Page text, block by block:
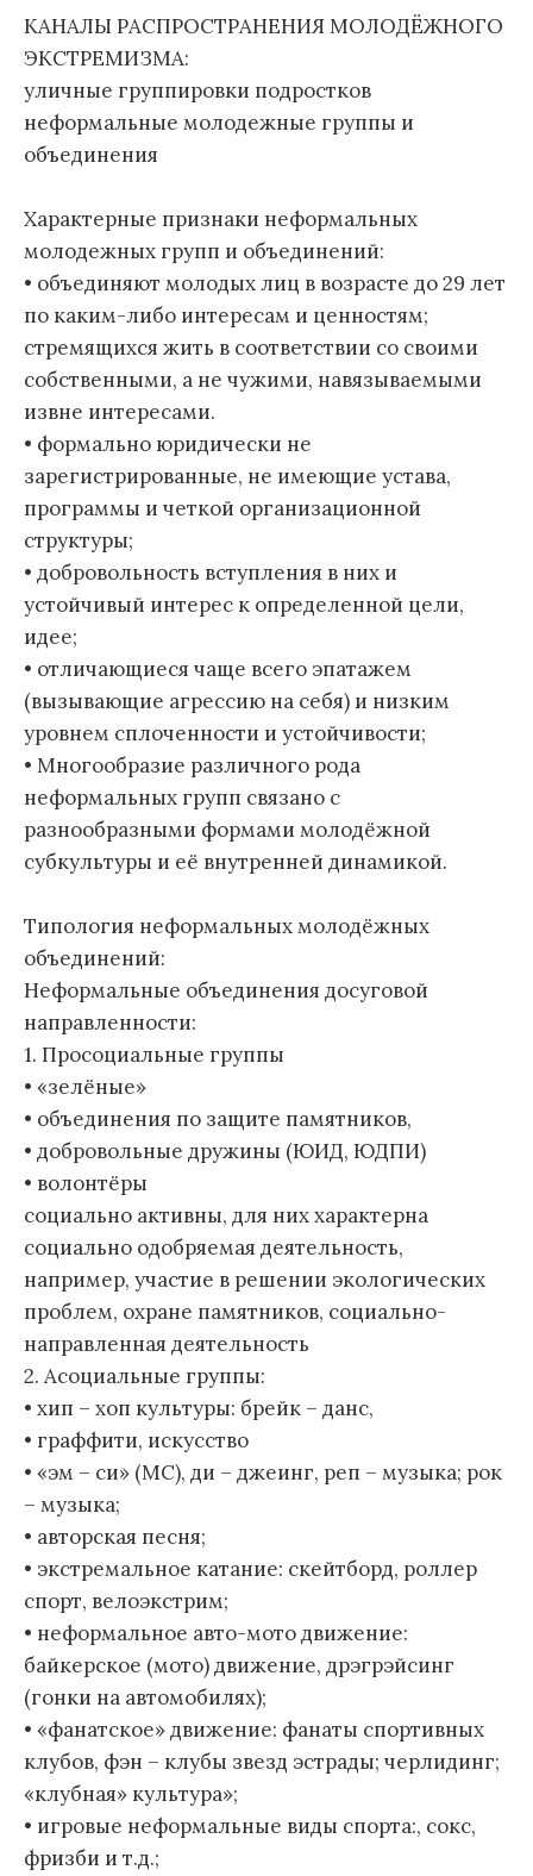
КАНАЛЫ РАСПРОСТРАНЕНИЯ МОЛОДЁЖНОГО
ЭКСТРЕМИЗМА:
уличные группировки подростков
неформальные молодежные группы и
объединения
Характерные признаки неформальных
молодежных групп и объединений:
• объединяют молодых лиц в возрасте до 29 лет
по каким-либо интересам и ценностям;
стремящихся жить в соответствии со своими
собственными, а не чужими, навязываемыми
извне интересами.
• формально юридически не
зарегистрированные, не имеющие устава,
программы и четкой организационной
структуры;
• добровольность вступления в них и
устойчивый интерес к определенной цели,
идее;
• отличающиеся чаще всего эпатажем
(вызывающие агрессию на себя) и низким
уровнем сплоченности и устойчивости;
• Многообразие различного рода
неформальных групп связано с
разнообразными формами молодёжной
субкультуры и её внутренней динамикой.
Типология неформальных молодёжных
объединений:
Неформальные объединения досуговой
направленности:
1. Просоциальные группы
• «зелёные»
• объединения по защите памятников,
• добровольные дружины (ЮИД, ЮДПИ)
• волонтёры
социально активны, для них характерна
социально одобряемая деятельность,
например, участие в решении экологических
проблем, охране памятников, социально-
направленная деятельность
2. Асоциальные группы:
• хип – хоп культуры: брейк – данс,
• граффити, искусство
• «эм – си» (МС), ди – джеинг, реп – музыка; рок
– музыка;
• авторская песня;
• экстремальное катание: скейтборд, роллер
спорт, велоэкстрим;
• неформальное авто-мото движение:
байкерское (мото) движение, дрэгрэйсинг
(гонки на автомобилях);
• «фанатское» движение: фанаты спортивных
клубов, фэн – клубы звезд эстрады; черлидинг;
«клубная» культура»;
• игровые неформальные виды спорта:, сокс,
фризби и т.д.;